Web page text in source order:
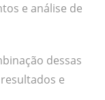
e análise de
dessas
e